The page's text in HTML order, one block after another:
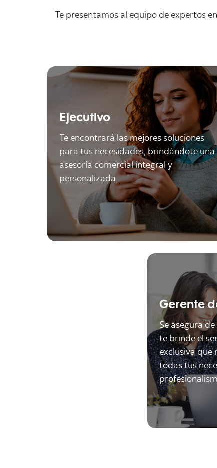
Te presentamos al equipo de expertos
Ejecutivo
Te encontrará las mejores soluciones
para tus necesidades, brindándote una
asesoría comercial integral y
personalizada.
Gerente
Se asegura
te brinde el
exclusiva que
todas tus